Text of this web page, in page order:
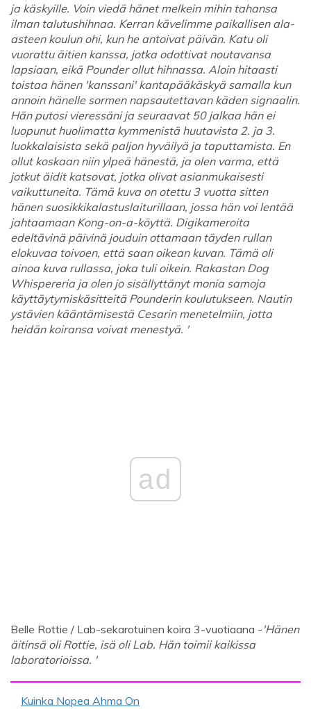
ja käskyille. Voin viedä hänet melkein mihin tahansa
ilman talutushihnaa. Kerran kävelimme paikallisen ala-
asteen koulun ohi, kun he antoivat päivän. Katu oli
vuorattu äitien kanssa, jotka odottivat noutavansa
lapsiaan, eikä Pounder ollut hihnassa. Aloin hitaasti
toistaa hänen 'kanssani' kantapääkäskyä samalla kun
annoin hänelle sormen napsautettavan käden signaalin.
Hän putosi vieressäni ja seuraavat 50 jalkaa hän ei
luopunut huolimatta kymmenistä huutavista 2. ja 3.
luokkalaisista sekä paljon hyväilyä ja taputtamista. En
ollut koskaan niin ylpeä hänestä, ja olen varma, että
jotkut äidit katsovat, jotka olivat asianmukaisesti
vaikuttuneita. Tämä kuva on otettu 3 vuotta sitten
hänen suosikkikalastuslaiturillaan, jossa hän voi lentää
jahtaamaan Kong-on-a-köyttä. Digikameroita
edeltävinä päivinä jouduin ottamaan täyden rullan
elokuvaa toivoen, että saan oikean kuvan. Tämä oli
ainoa kuva rullassa, joka tuli oikein. Rakastan Dog
Whispereria ja olen jo sisällyttänyt monia samoja
käyttäytymiskäsitteitä Pounderin koulutukseen. Nautin
ystävien kääntämisestä Cesarin menetelmiin, jotta
heidän koiransa voivat menestyä. '
ad
Belle Rottie / Lab-sekarotuinen koira 3-vuotiaana - 'Hänen
äitinsä oli Rottie, isä oli Lab. Hän toimii kaikissa
laboratorioissa. '
Kuinka Nopea Ahma On